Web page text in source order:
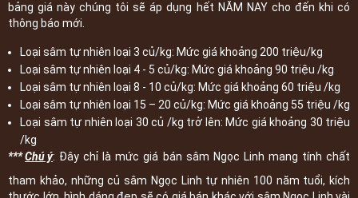
bảng giá này chúng tôi sẽ áp dụng hết NĂM NAY cho đến khi có
thông báo mới.
Loại sâm tự nhiên loại 3 củ/kg: Mức giá khoảng 200 triệu/kg
Loại sâm tự nhiên loại 4 - 5 củ/kg: Mức giá khoảng 90 triệu /kg
Loại sâm tự nhiên loại 8 - 10 củ/kg: Mức giá khoảng 60 triệu /kg
Loại sâm tự nhiên loại 15 – 20 củ/kg: Mức giá khoảng 55 triệu /kg
Loại sâm tự nhiên loại 30 củ /kg trở lên: Mức giá khoảng 30 triệu
/kg
***Chú ý: Đây chỉ là mức giá bán sâm Ngọc Linh mang tính chất
tham khảo, những củ sâm Ngọc Linh tự nhiên 100 năm tuổi, kích